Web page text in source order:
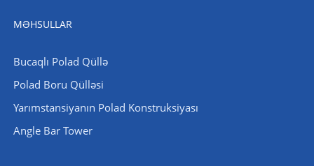
MƏHSULLAR
Bucaqlı Polad Qüllə
Polad Boru Qülləsi
Yarımstansiyanın Polad Konstruksiyası
Angle Bar Tower